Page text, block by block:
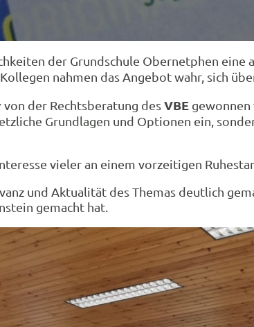
der Grundschule Obernetphen
nahmen das Angebot wahr, sich
von der Rechtsberatung desVBE gewonnen
Grundlagen und Optionen ein,
vieler an einem vorzeitigen
und Aktualität des Themas deutlich
gemacht hat.